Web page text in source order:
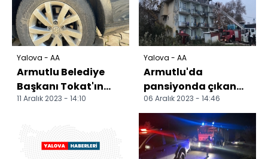
Yalova - AA
Armutlu Belediye
Başkanı Tokat'ın
makam ve şahsi
11 Aralık 2023 - 14:10
Yalova - AA
Armutlu'da
pansiyonda çıkan
yangın söndürüldü
06 Aralık 2023 - 14:46